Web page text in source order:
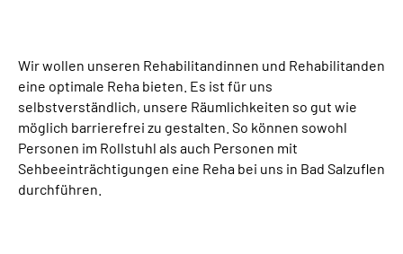
Wir wollen unseren Rehabilitandinnen und Rehabilitanden
eine optimale Reha bieten. Es ist für uns
selbstverständlich, unsere Räumlichkeiten so gut wie
möglich barrierefrei zu gestalten. So können sowohl
Personen im Rollstuhl als auch Personen mit
Sehbeeinträchtigungen eine Reha bei uns in Bad Salzuflen
durchführen.